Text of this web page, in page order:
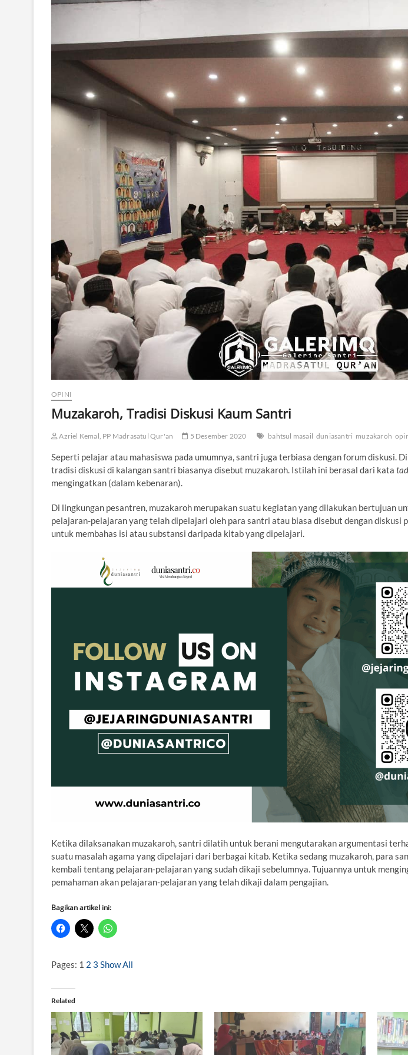
OPINI
Muzakaroh, Tradisi Diskusi Kaum Santri
Azriel Kemal, PP Madrasatul Qur'an 5 Desember 2020 bahtsul masail duniasantri muzakaroh
Seperti pelajar atau mahasiswa pada umumnya, santri juga terbiasa dengan forum diskusi.
tradisi diskusi di kalangan santri biasanya disebut muzakaroh. Istilah ini berasal dari kata
mengingatkan (dalam kebenaran).
Di lingkungan pesantren, muzakaroh merupakan suatu kegiatan yang dilakukan bertujuan
pelajaran-pelajaran yang telah dipelajari oleh para santri atau biasa disebut dengan diskusi
untuk membahas isi atau substansi daripada kitab yang dipelajari.
Ketika dilaksanakan muzakaroh, santri dilatih untuk berani mengutarakan argumentasi
suatu masalah agama yang dipelajari dari berbagai kitab. Ketika sedang muzakaroh, para
kembali tentang pelajaran-pelajaran yang sudah dikaji sebelumnya. Tujuannya untuk
pemahaman akan pelajaran-pelajaran yang telah dikaji dalam pengajian.
Bagikan artikel ini:
Pages: 1 2 3 Show All
Related